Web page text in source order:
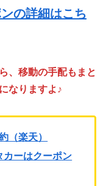
の詳細はこち
、移動の手配もまと
なりますよ♪
（楽天）
カーはクーポン